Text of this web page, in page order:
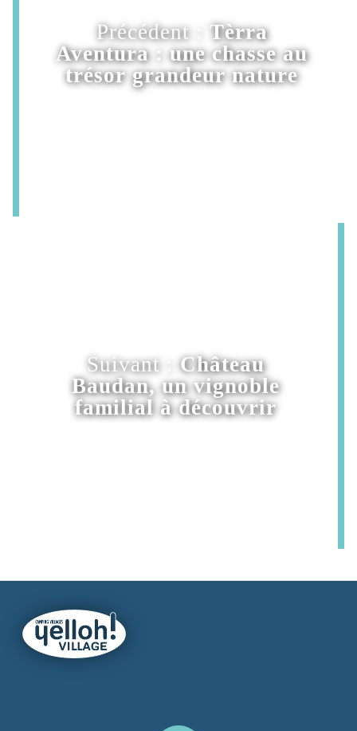
Précédent : Tèrra
Aventura : une chasse au
trésor grandeur nature
Suivant :Château
Baudan, un vignoble
familial à découvrir